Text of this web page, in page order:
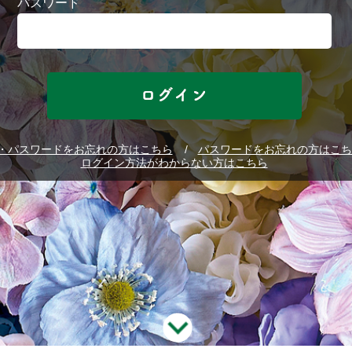
パスワード
パスワードをお忘れの方はこちら
パスワードをお忘れの方はこ
ログイン方法がわからない方はこちら